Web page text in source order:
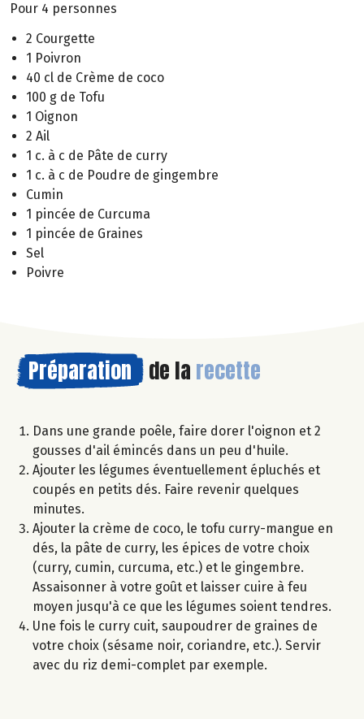
Pour 4 personnes
2 Courgette
1 Poivron
40 cl de Crème de coco
100 g de Tofu
1 Oignon
2 Ail
1 c. à c de Pâte de curry
1 c. à c de Poudre de gingembre
Cumin
1 pincée de Curcuma
1 pincée de Graines
Sel
Poivre
Préparation de la recette
Dans une grande poêle, faire dorer l'oignon et 2
gousses d'ail émincés dans un peu d'huile.
Ajouter les légumes éventuellement épluchés et
coupés en petits dés. Faire revenir quelques
minutes.
Ajouter la crème de coco, le tofu curry-mangue en
dés, la pâte de curry, les épices de votre choix
(curry, cumin, curcuma, etc.) et le gingembre.
Assaisonner à votre goût et laisser cuire à feu
moyen jusqu'à ce que les légumes soient tendres.
Une fois le curry cuit, saupoudrer de graines de
votre choix (sésame noir, coriandre, etc.). Servir
avec du riz demi-complet par exemple.